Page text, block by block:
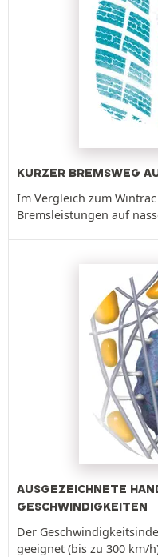
KURZER BREMSWEG
Im Vergleich zum
Bremsleistungen auf
AUSGEZEICHNETE
GESCHWINDIGKEITEN
Der
geeignet (bis zu 300 km/